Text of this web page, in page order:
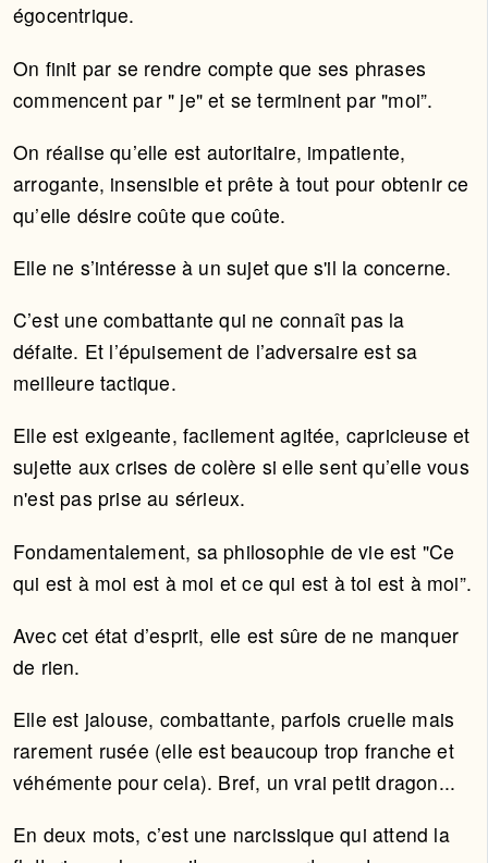
égocentrique.
On finit par se rendre compte que ses phrases
commencent par " je" et se terminent par "moi”.
On réalise qu’elle est autoritaire, impatiente,
arrogante, insensible et prête à tout pour obtenir ce
qu’elle désire coûte que coûte.
Elle ne s’intéresse à un sujet que s'il la concerne.
C’est une combattante qui ne connaît pas la
défaite. Et l’épuisement de l’adversaire est sa
meilleure tactique.
Elle est exigeante, facilement agitée, capricieuse et
sujette aux crises de colère si elle sent qu’elle vous
n'est pas prise au sérieux.
Fondamentalement, sa philosophie de vie est "Ce
qui est à moi est à moi et ce qui est à toi est à moi”.
Avec cet état d’esprit, elle est sûre de ne manquer
de rien.
Elle est jalouse, combattante, parfois cruelle mais
rarement rusée (elle est beaucoup trop franche et
véhémente pour cela). Bref, un vrai petit dragon...
En deux mots, c’est une narcissique qui attend la